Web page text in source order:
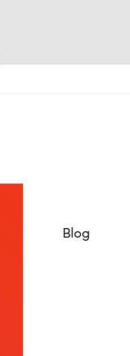
Blog